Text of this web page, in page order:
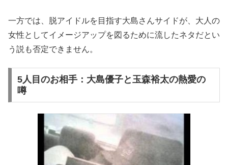
一方では、脱アイドルを目指す大島さんサイドが、大人の
女性としてイメージアップを図るために流したネタだとい
う説も否定できません。
5人目のお相手：大島優子と玉森裕太の熱愛の
噂